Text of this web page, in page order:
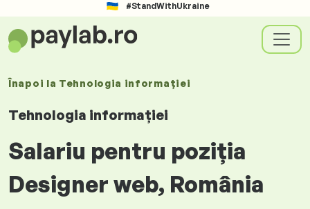
#StandWithUkraine
Înapoi la Tehnologia informației
Tehnologia informației
Salariu pentru poziția
Designer web, România